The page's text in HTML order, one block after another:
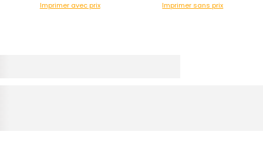
Imprimer avec prix Imprimer sans prix